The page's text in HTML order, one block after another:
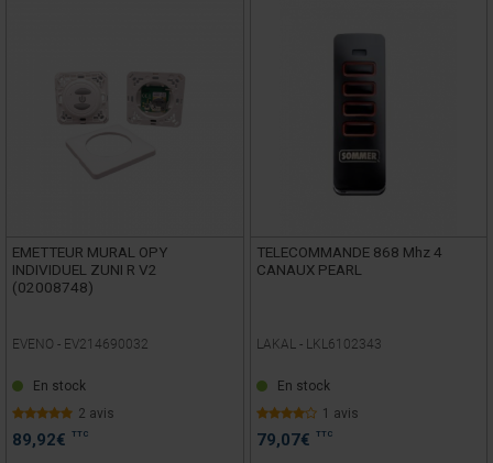
EMETTEUR MURAL OPY
INDIVIDUEL ZUNI R V2
(02008748)
EVENO - EV214690032
En stock
2 avis
89,92€ TTC
TELECOMMANDE 868 Mhz 4
CANAUX PEARL
LAKAL - LKL6102343
En stock
1 avis
79,07€ TTC